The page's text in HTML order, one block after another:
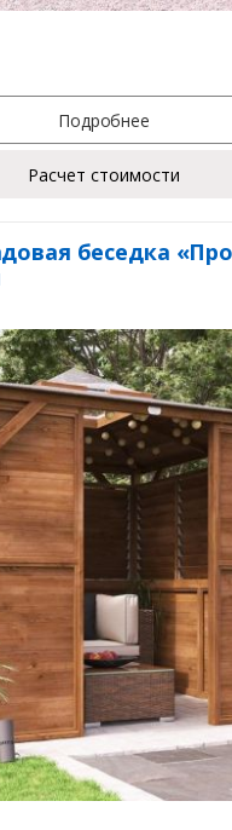
Подробнее
Расчет стоимости
беседка